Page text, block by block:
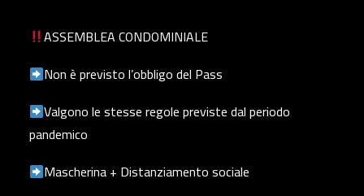
ASSEMBLEA CONDOMINIALE
Non è previsto l’obbligo del Pass
Valgono le stesse regole previste dal periodo
pandemico
Mascherina + Distanziamento sociale